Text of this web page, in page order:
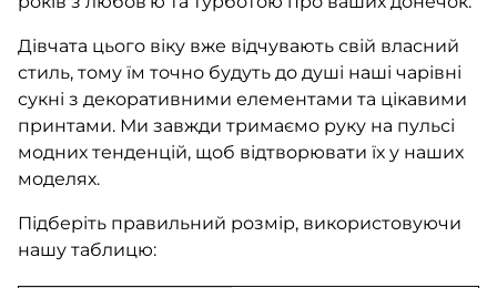
Дівчата цього віку вже відчувають свій власний
стиль, тому їм точно будуть до душі наші чарівні
сукні з декоративними елементами та цікавими
принтами. Ми завжди тримаємо руку на пульсі
модних тенденцій, щоб відтворювати їх у наших
моделях.
Підберіть правильний розмір, використовуючи
нашу таблицю: